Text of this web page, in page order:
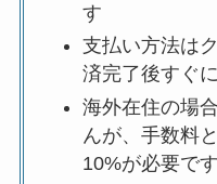
す
支払い方法は
済完了後すぐ
海外在住の場
んが、手数料
10%が必要です